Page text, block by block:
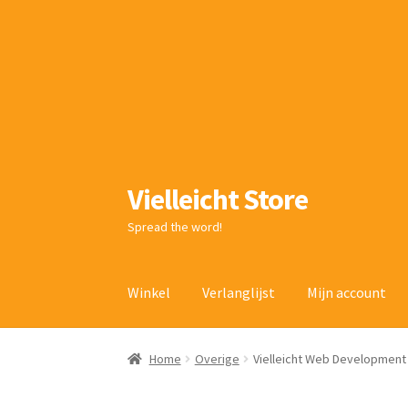
Ga
door
naar
Ga
naar
de
Vielleicht Store
Spread the word!
Winkel Verlanglijst Mijn account
Home Overige Vielleicht Web